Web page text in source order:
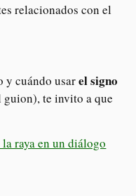
relacionados con el
y cuándo usarel signo
guion), te invito a que
raya en un diálogo